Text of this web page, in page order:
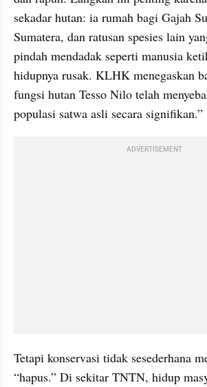
sekadar hutan: ia rumah bagi Gajah
Sumatera, dan ratusan spesies lain
pindah mendadak seperti manusia
hidupnya rusak. KLHK menegaskan
fungsi hutan Tesso Nilo telah
populasi satwa asli secara signifikan.”
ADVERTISEMENT
Tetapi konservasi tidak sesederhana
“hapus.” Di sekitar TNTN, hidup